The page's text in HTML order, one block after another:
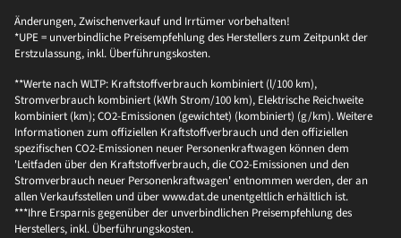
Änderungen, Zwischenverkauf und Irrtümer vorbehalten!
*UPE = unverbindliche Preisempfehlung des Herstellers zum Zeitpunkt der
Erstzulassung, inkl. Überführungskosten.
**Werte nach WLTP: Kraftstoffverbrauch kombiniert (l/100 km),
Stromverbrauch kombiniert (kWh Strom/100 km), Elektrische Reichweite
kombiniert (km); CO2-Emissionen (gewichtet) (kombiniert) (g/km). Weitere
Informationen zum offiziellen Kraftstoffverbrauch und den offiziellen
spezifischen CO2-Emissionen neuer Personenkraftwagen können dem
'Leitfaden über den Kraftstoffverbrauch, die CO2-Emissionen und den
Stromverbrauch neuer Personenkraftwagen' entnommen werden, der an
allen Verkaufsstellen und über www.dat.de unentgeltlich erhältlich ist.
***Ihre Ersparnis gegenüber der unverbindlichen Preisempfehlung des
Herstellers, inkl. Überführungskosten.